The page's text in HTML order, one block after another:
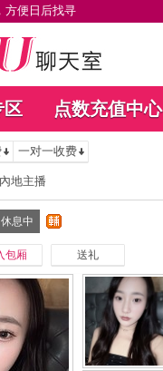
方便日后找寻
区 点数充值中心
一对一收费
內地主播
休息中
包厢 送礼